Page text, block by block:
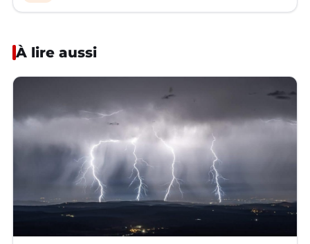
À lire aussi